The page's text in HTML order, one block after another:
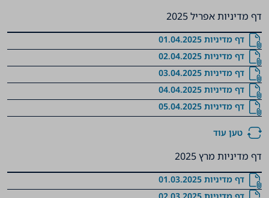
דף מדיניות אפריל 2025
‏‏‏‏‏‏‏‏‏‏‏‏‏‏‏‏‏‏‏‏‏‏‏‏‏‏‏‏‏‏‏‏‏‏‏‏‏‏‏‏‏‏דף מדיניות 01.04.2025
‏‏‏‏‏‏‏‏‏‏‏‏‏‏‏‏‏‏‏‏‏‏‏‏‏‏‏‏‏‏‏‏‏‏‏‏‏‏‏‏‏‏דף מדיניות 02.04.2025
‏‏‏‏‏‏‏‏‏‏‏‏‏‏‏‏‏‏‏‏‏‏‏‏‏‏‏‏‏‏‏‏‏‏‏‏‏‏‏‏‏‏דף מדיניות 03.04.2025
‏‏‏‏‏‏‏‏‏‏‏‏‏‏‏‏‏‏‏‏‏‏‏‏‏‏‏‏‏‏‏‏‏‏‏‏‏‏‏‏‏‏דף מדיניות 04.04.2025
‏‏‏‏‏‏‏‏‏‏‏‏‏‏‏‏‏‏‏‏‏‏‏‏‏‏‏‏‏‏‏‏‏‏‏‏‏‏‏‏‏‏‏‏דף מדיניות 05.04.2025
טען עוד
דף מדיניות מרץ 2025
דף מדיניות 01.03.2025